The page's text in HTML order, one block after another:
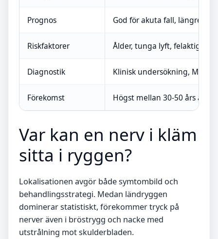
Prognos God för akuta fall, längre för
Riskfaktorer Ålder, tunga lyft, felaktig
Diagnostik Klinisk undersökning, MR
Förekomst Högst mellan 30-50 års ålder
Var kan en nerv i kläm
sitta i ryggen?
Lokalisationen avgör både symtombild och
behandlingsstrategi. Medan ländryggen
dominerar statistiskt, förekommer tryck på
nerver även i bröstrygg och nacke med
utstrålning mot skulderbladen.